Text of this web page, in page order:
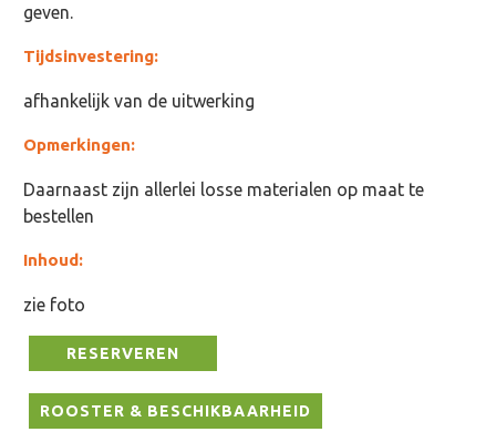
geven.
Tijdsinvestering:
afhankelijk van de uitwerking
Opmerkingen:
Daarnaast zijn allerlei losse materialen op maat te
bestellen
Inhoud:
zie foto
RESERVEREN
ROOSTER & BESCHIKBAARHEID